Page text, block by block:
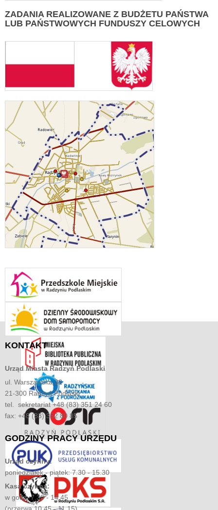
ZADANIA REALIZOWANE Z BUDŻETU PAŃSTWA
LUB PAŃSTWOWYCH FUNDUSZY CELOWYCH
KONTAKT
Urząd MiastaRadzyń Podlaski
ul. Warszawska 32
21-300 Radzyń Podlaski
tel. sekretariat +48 (83) 351 24 60
fax: +48 (83) 352 80 85
GODZINYPRACY URZĘDU
Urząd czynny:
poniedziałek - piątek: 7.30 - 15.30
Kasa czynna:
w godz. 7.30 - 14.45